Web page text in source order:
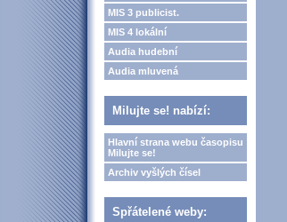
MIS 3 publicist.
MIS 4 lokální
Audia hudební
Audia mluvená
Milujte se! nabízí:
Hlavní strana webu časopisu
Milujte se!
Archiv vyšlých čísel
Spřátelené weby: